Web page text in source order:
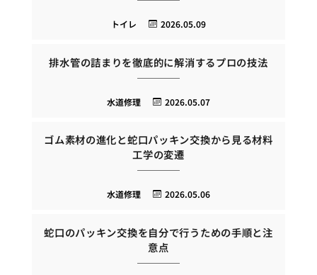
2026.05.09
トイレ
排水管の詰まりを徹底的に解消するプロの技法
2026.05.07
水道修理
ゴム素材の進化と蛇口パッキン交換から見る材料
工学の変遷
2026.05.06
水道修理
蛇口のパッキン交換を自分で行うための手順と注
意点